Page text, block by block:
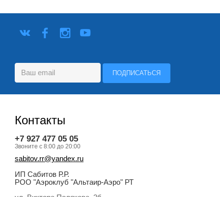
Контакты
+7 927 477 05 05
Звоните с 8:00 до 20:00
sabitov.rr@yandex.ru
ИП Сабитов Р.Р.
РОО "Аэроклуб "Альтаир-Аэро" РТ